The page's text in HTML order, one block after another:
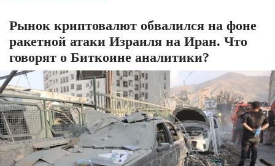
Рынок криптовалют обвалился на фоне
ракетной атаки Израиля на Иран. Что
говорят о Биткоине аналитики?